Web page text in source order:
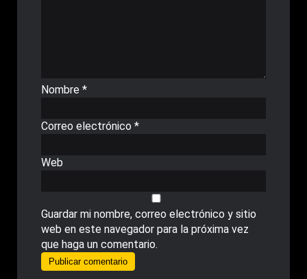
Nombre *
Correo electrónico *
Web
Guardar mi nombre, correo electrónico y sitio
web en este navegador para la próxima vez
que haga un comentario.